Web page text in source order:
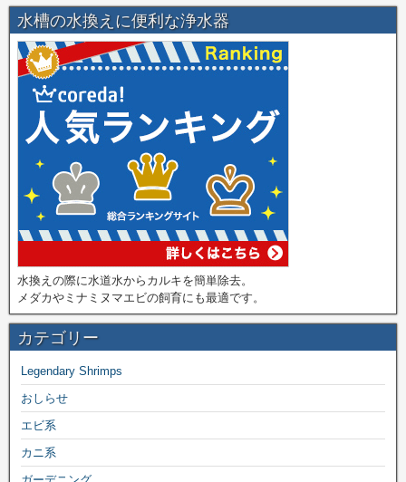
水槽の水換えに便利な浄水器
水換えの際に水道水からカルキを簡単除去。
メダカやミナミヌマエビの飼育にも最適です。
カテゴリー
Legendary Shrimps
おしらせ
エビ系
カニ系